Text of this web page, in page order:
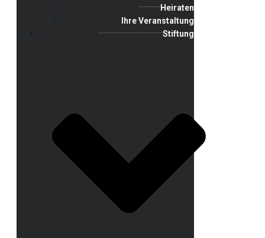
Heiraten
Ihre Veranstaltung
Stiftung